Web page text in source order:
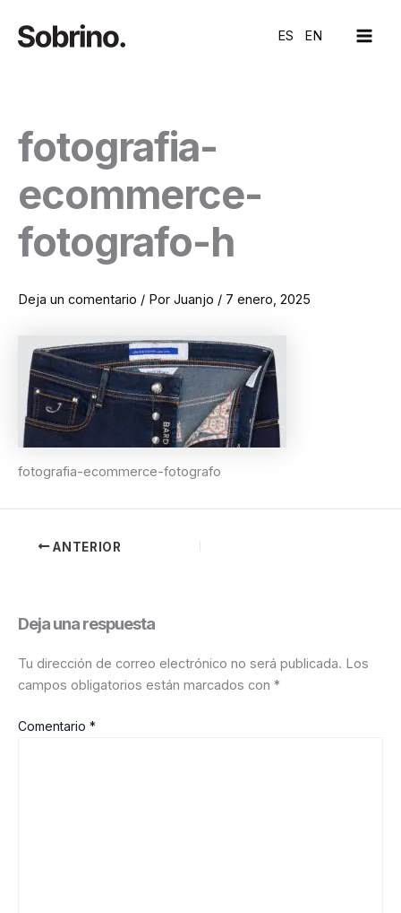
contenido
ES EN
fotografia-
ecommerce-
fotografo-h
Deja un comentario / Por Juanjo / 7 enero, 2025
fotografia-ecommerce-fotografo
ANTERIOR
Deja una respuesta
Tu dirección de correo electrónico no será publicada. Los
campos obligatorios están marcados con *
Comentario *